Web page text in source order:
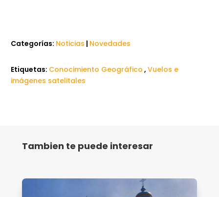
Categorías: Noticias | Novedades
Etiquetas: Conocimiento Geográfico ,Vuelos e
imágenes satelitales
Tambien te puede interesar